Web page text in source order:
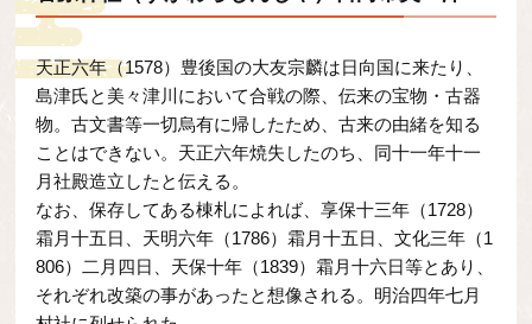
天正六年（1578）豊後国の大友宗麟は日向国に来たり、
島津氏と美々津川において合戦の際、伝来の宝物・古器
物。古文書等一切烏有に帰したため、古来の由緒を知る
ことはできない。天正六年焼失したのち、同十一年十一
月社殿造立したと伝える。
なお、保存してある棟札によれば、享保十三年（1728）
霜月十五日、天明六年（1786）霜月十五日、文化三年（1
806）二月四日、天保十年（1839）霜月十六日等とあり、
それぞれ改築の事があったと想像される。明治四年七月